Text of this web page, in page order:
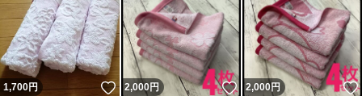
1,700円 いいね！
2,000円 いいね！
2,000円